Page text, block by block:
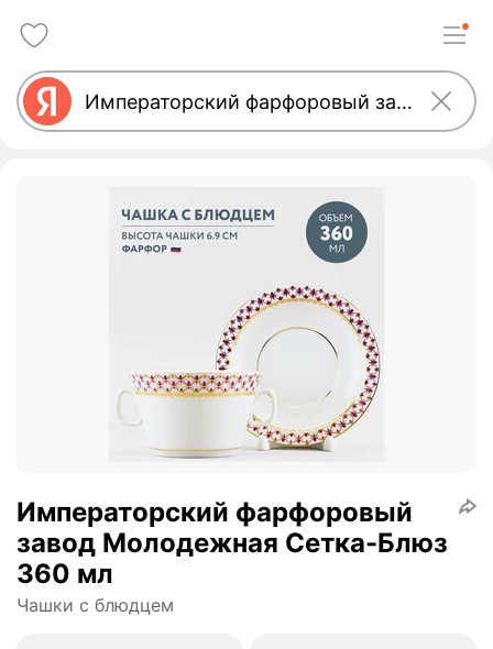
Императорский фарфоровый
завод Молодежная Сетка-Блюз
360 мл
Чашки с блюдцем